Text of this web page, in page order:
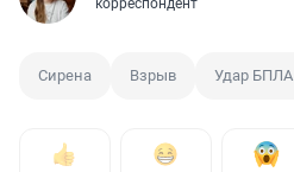
корреспондент
Сирена Взрыв Удар БПЛА